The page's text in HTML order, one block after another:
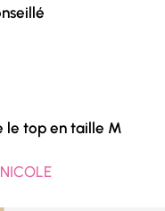
le top en taille M